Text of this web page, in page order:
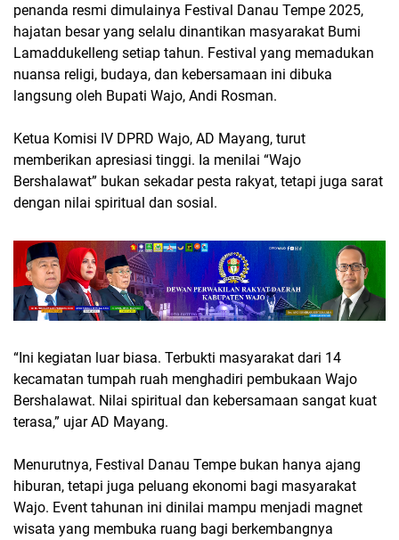
penanda resmi dimulainya Festival Danau Tempe 2025,
hajatan besar yang selalu dinantikan masyarakat Bumi
Lamaddukelleng setiap tahun. Festival yang memadukan
nuansa religi, budaya, dan kebersamaan ini dibuka
langsung oleh Bupati Wajo, Andi Rosman.
Ketua Komisi IV DPRD Wajo, AD Mayang, turut
memberikan apresiasi tinggi. Ia menilai “Wajo
Bershalawat” bukan sekadar pesta rakyat, tetapi juga sarat
dengan nilai spiritual dan sosial.
“Ini kegiatan luar biasa. Terbukti masyarakat dari 14
kecamatan tumpah ruah menghadiri pembukaan Wajo
Bershalawat. Nilai spiritual dan kebersamaan sangat kuat
terasa,” ujar AD Mayang.
Menurutnya, Festival Danau Tempe bukan hanya ajang
hiburan, tetapi juga peluang ekonomi bagi masyarakat
Wajo. Event tahunan ini dinilai mampu menjadi magnet
wisata yang membuka ruang bagi berkembangnya